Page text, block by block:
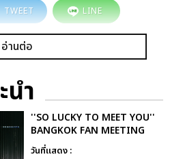
TWEET LINE
อ่านต่อ
นำ
''SO LUCKY TO MEET YOU''
BANGKOK FAN MEETING
วันที่แสดง :